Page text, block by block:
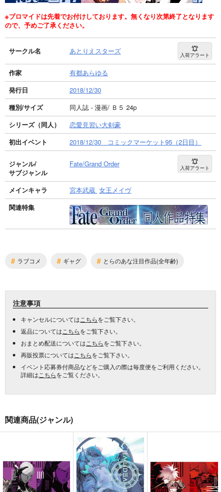
※ブロマイドは先着でお付けしております。無くなり次第終了となります
ので、予めご了承ください。
サークル名 あとりえスターズ 入荷アラート
作家
有都あらゆる
発行日
2018/12/30
種別/サイズ
同人誌 - 漫画/ Ｂ５ 24p
シリーズ（同人）
恋愛見習い大剣豪
初出イベント
2018/12/30 コミックマーケット95（2日目）
ジャンル/
サブジャンル
Fate/Grand Order 入荷アラート
メインキャラ 宮本武蔵 女王メイヴ
関連特集
# ラブコメ # ギャグ # とらのあな注目作品(全年齢)
注意事項
キャンセルについては こちらをご覧下さい。
返品については こちらをご覧下さい。
おまとめ配送については こちらをご覧下さい。
再販投票については こちらをご覧下さい。
イベント応募券付商品などをご購入の際は毎度便をご利用ください。
詳細は こちらをご覧ください。
関連商品(ジャンル)